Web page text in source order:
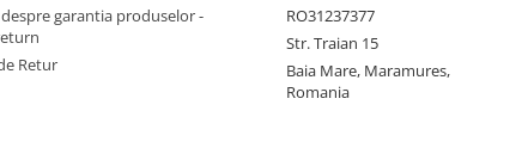
garantia produselor -
Retur
RO31237377
Str. Traian 15
Baia Mare, Maramures,
Romania